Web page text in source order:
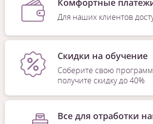
Для наших клиентов
Скидки на обучение
Соберите свою
получите скидку до 40%
Все для отработки